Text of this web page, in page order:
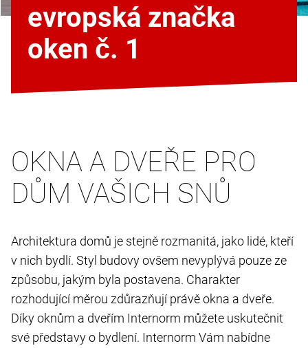
evropská značka
oken č. 1
OKNA A DVEŘE PRO
DŮM VAŠICH SNŮ
Architektura domů je stejně rozmanitá, jako lidé, kteří
v nich bydlí. Styl budovy ovšem nevyplývá pouze ze
způsobu, jakým byla postavena. Charakter
rozhodující měrou zdůrazňují právě okna a dveře.
Díky oknům a dveřím Internorm můžete uskutečnit
své představy o bydlení. Internorm Vám nabídne